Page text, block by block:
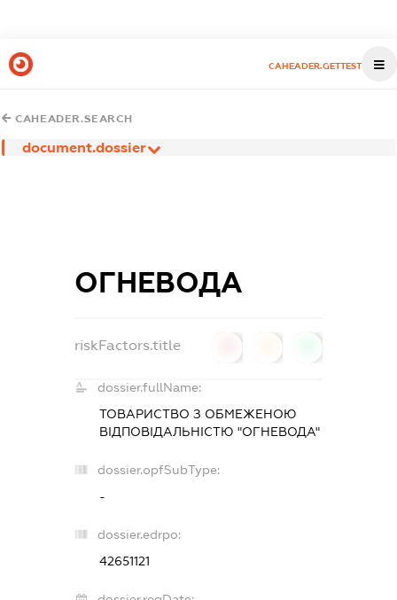
CAHEADER.GETTEST
CAHEADER.SEARCH
document.dossier
ОГНЕВОДА
riskFactors.title
dossier.fullName:
ТОВАРИСТВО З ОБМЕЖЕНОЮ
ВІДПОВІДАЛЬНІСТЮ "ОГНЕВОДА"
dossier.opfSubType:
-
dossier.edrpo:
42651121